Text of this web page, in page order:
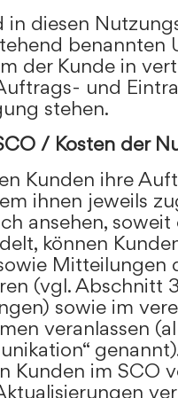
in diesen
benannten
der Kunde in
und
stehen.
/ Kosten der
Kunden ihre
ihnen jeweils
ansehen,
können
Mitteilungen
(vgl. Abschnitt
sowie im
veranlassen
im SCO